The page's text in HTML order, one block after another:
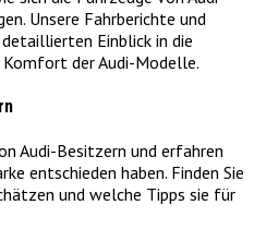
Unsere Fahrberichte und
Einblick in die
Komfort der Audi-Modelle.
Audi-Besitzern und erfahren
entschieden haben. Finden Sie
und welche Tipps sie für